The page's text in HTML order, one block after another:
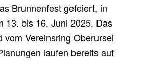
Brunnenfest gefeiert, in
13. bis 16. Juni 2025. Das
vom Vereinsring Oberursel
laufen bereits auf